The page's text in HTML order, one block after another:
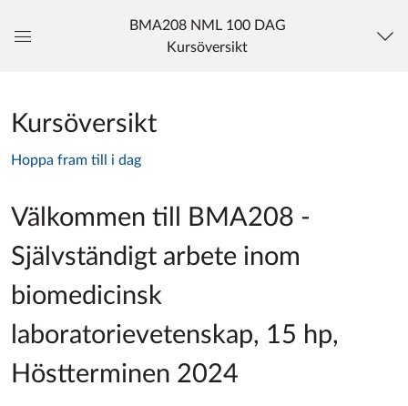
BMA208 NML 100 DAG
Kursöversikt
Kursöversikt
Hoppa fram till i dag
Välkommen till BMA208 -
Självständigt arbete inom
biomedicinsk
laboratorievetenskap, 15 hp,
Höstterminen 2024